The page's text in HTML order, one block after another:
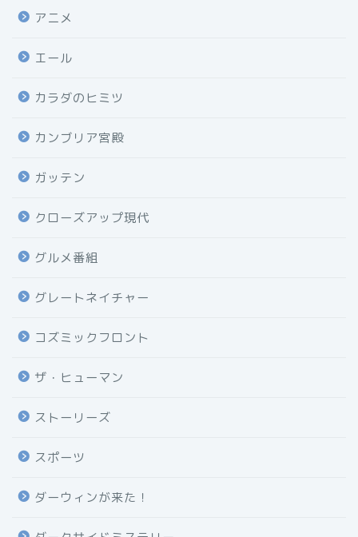
アニメ
エール
カラダのヒミツ
カンブリア宮殿
ガッテン
クローズアップ現代
グルメ番組
グレートネイチャー
コズミックフロント
ザ・ヒューマン
ストーリーズ
スポーツ
ダーウィンが来た！